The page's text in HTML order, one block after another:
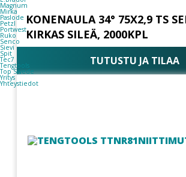
Magnum
Mirka
Paslode
Petzl
Portwest
Ruko
Senco
Sievi
Spit
Tec7
Tengtools
Top Swede
Yritys
Yhteystiedot
KONENAULA 34° 75X2,9 TS
KIRKAS SILEÄ, 2000KPL
TUTUSTU JA TILAA